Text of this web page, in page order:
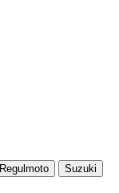
Regulmoto
Suzuki